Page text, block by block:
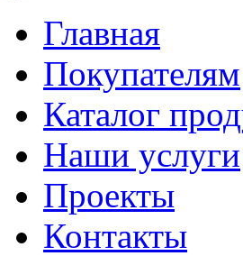
Главная
Покупателям
Каталог
Наши услуги
Проекты
Контакты